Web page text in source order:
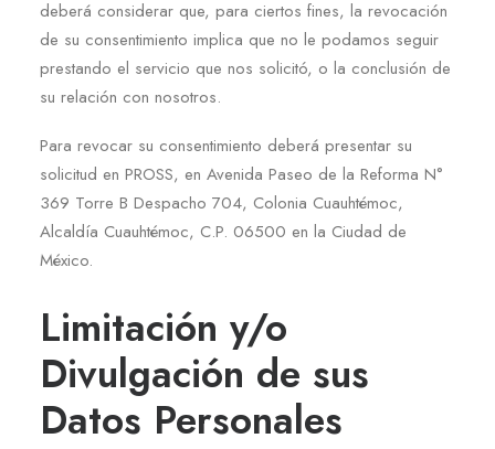
deberá considerar que, para ciertos fines, la revocación
de su consentimiento implica que no le podamos seguir
prestando el servicio que nos solicitó, o la conclusión de
su relación con nosotros.
Para revocar su consentimiento deberá presentar su
solicitud en PROSS, en Avenida Paseo de la Reforma N°
369 Torre B Despacho 704, Colonia Cuauhtémoc,
Alcaldía Cuauhtémoc, C.P. 06500 en la Ciudad de
México.
Limitación y/o
Divulgación de sus
Datos Personales